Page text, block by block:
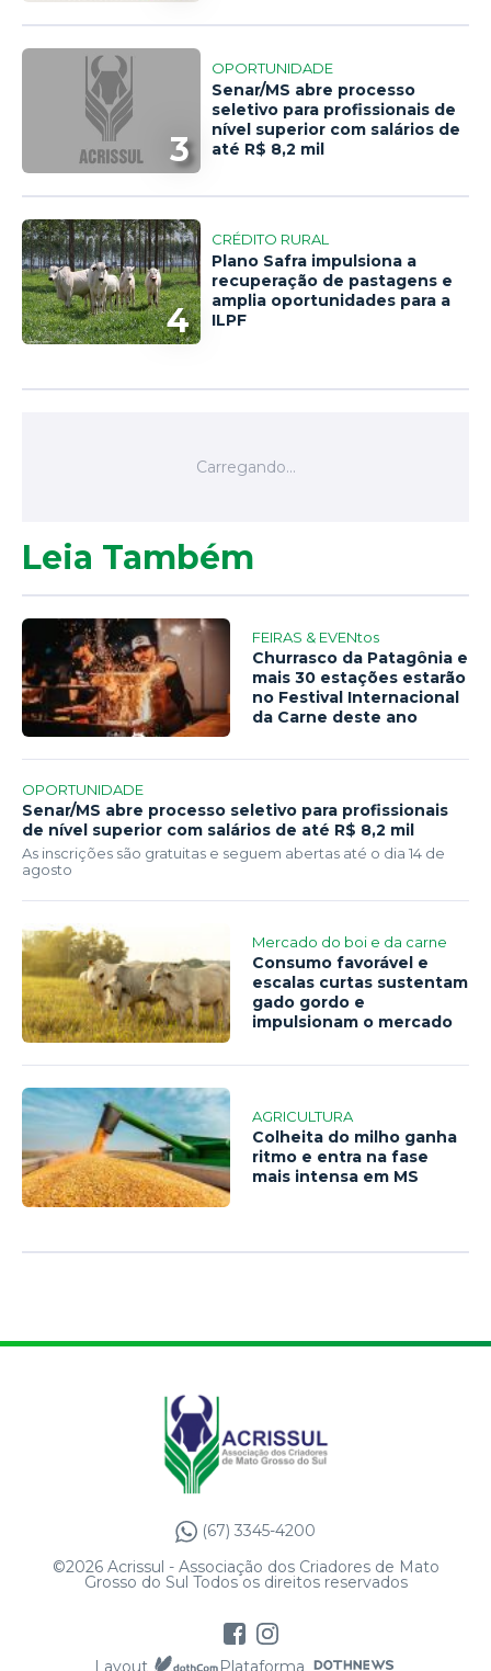
3
OPORTUNIDADE
Senar/MS abre processo
seletivo para profissionais de
nível superior com salários de
até R$ 8,2 mil
4
CRÉDITO RURAL
Plano Safra impulsiona a
recuperação de pastagens e
amplia oportunidades para a
ILPF
Leia Também
FEIRAS & EVENtos
Churrasco da Patagônia e
mais 30 estações estarão
no Festival Internacional
da Carne deste ano
OPORTUNIDADE
Senar/MS abre processo seletivo para profissionais
de nível superior com salários de até R$ 8,2 mil
As inscrições são gratuitas e seguem abertas até o dia 14 de
agosto
Mercado do boi e da carne
Consumo favorável e
escalas curtas sustentam
gado gordo e
impulsionam o mercado
AGRICULTURA
Colheita do milho ganha
ritmo e entra na fase
mais intensa em MS
(67) 3345-4200
©2026 Acrissul - Associação dos Criadores de Mato
Grosso do Sul Todos os direitos reservados
Layout Plataforma